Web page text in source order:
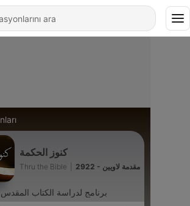
كنوز الحكمة
Thru the Bible 2922 - مقدمة لاويين
برنامج لدراسة الكتاب المقدس